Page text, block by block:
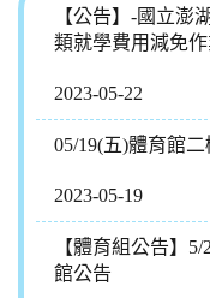
【公告】-國立澎
類就學費用減免
2023-05-22
05/19(五)體育館
2023-05-19
【體育組公告】
館公告